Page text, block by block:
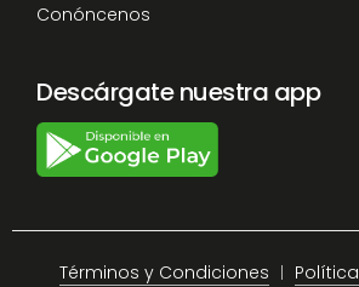
Conóncenos
Descárgate nuestra app
Términos y Condiciones